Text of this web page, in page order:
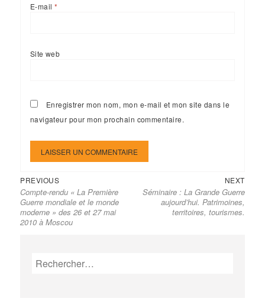
E-mail *
Site web
Enregistrer mon nom, mon e-mail et mon site dans le
navigateur pour mon prochain commentaire.
Navigation
de
l’article
PREVIOUSPrevious
post:
Compte-rendu « La Première
Guerre mondiale et le monde
moderne » des 26 et 27 mai
2010 à Moscou
NEXTNext
post:
Séminaire : La Grande Guerre
aujourd’hui. Patrimoines,
territoires, tourismes.
Rechercher :